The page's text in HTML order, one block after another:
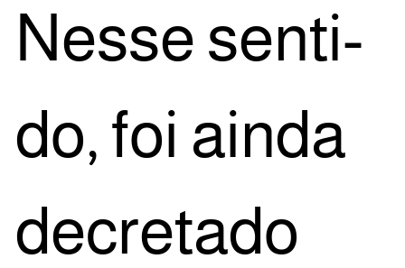
Nes­se sen­ti­
do, foi ain­da
decre­ta­do